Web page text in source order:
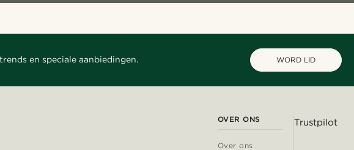
en speciale aanbiedingen. WORD LID
OVER ONS
Over ons
Trustpilot